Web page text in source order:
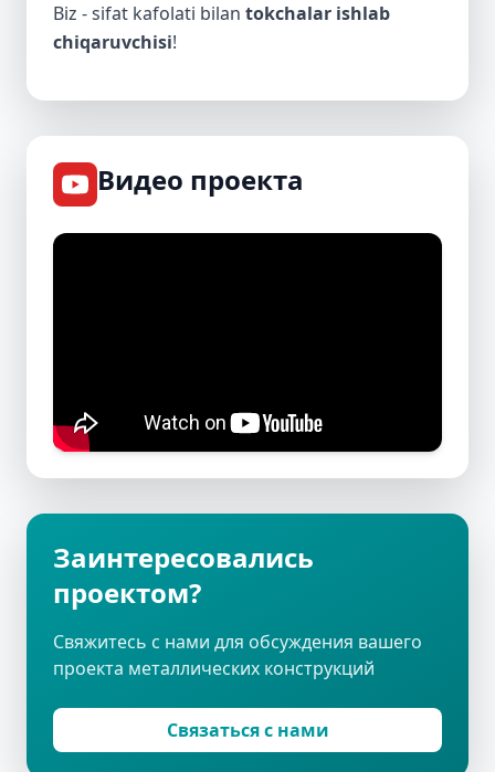
Biz - sifat kafolati bilan tokchalar ishlab
chiqaruvchisi!
Видео проекта
Заинтересовались
проектом?
Свяжитесь с нами для обсуждения вашего
проекта металлических конструкций
Связаться с нами